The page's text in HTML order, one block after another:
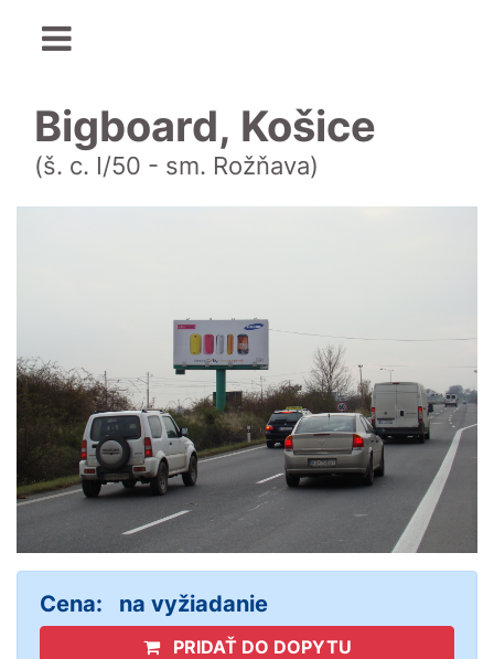
Bigboard, Košice
(š. c. I/50 - sm. Rožňava)
Cena: na vyžiadanie
PRIDAŤ DO DOPYTU